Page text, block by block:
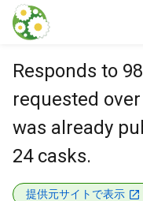
本文に飛ぶ
Responds to
requested
was already
24 casks.
提供元サイトで表示